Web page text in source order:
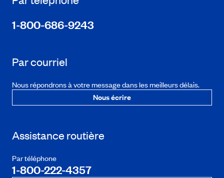
1-800-686-9243
Par courriel
Nous répondrons à votre message dans les meilleurs délais.
Nous écrire
Assistance routière
Par téléphone
1-800-222-4357